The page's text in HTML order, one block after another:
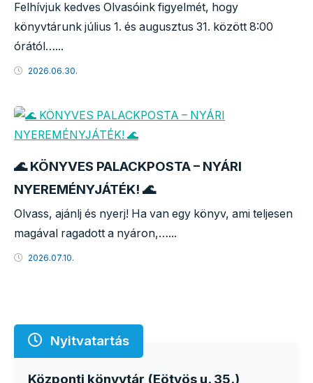
Felhívjuk kedves Olvasóink figyelmét, hogy
könyvtárunk július 1. és augusztus 31. között 8:00
órától…...
2026.06.30.
🌊 KÖNYVES PALACKPOSTA – NYÁRI
NYEREMÉNYJÁTÉK! 🌊
Olvass, ajánlj és nyerj! Ha van egy könyv, ami teljesen
magával ragadott a nyáron,…...
2026.07.10.
Nyitvatartás
Központi könyvtár (Eötvös u. 35.)